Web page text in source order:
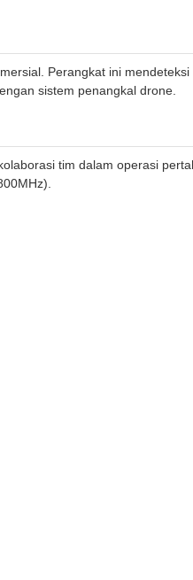
Perangkat ini
sistem penangkal drone.
tim dalam operasi